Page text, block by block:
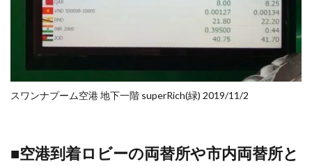
スワンナプーム空港 地下一階 superRich(緑) 2019/11/2
■空港到着ロビーの両替所や市内両替所と